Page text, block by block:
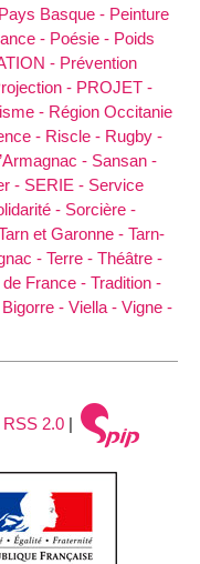
Pays Basque - Peinture
- Poésie - Poids
- Prévention
- PROJET -
- Région Occitanie
- Riscle - Rugby -
- Sansan -
- SERIE - Service
- Sorcière -
et Garonne - Tarn-
- Terre - Théâtre -
de France - Tradition -
- Viella - Vigne -
RSS 2.0 |